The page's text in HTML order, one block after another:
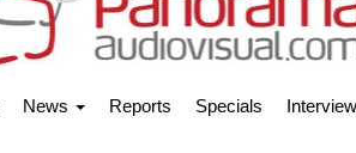
News Reports Specials